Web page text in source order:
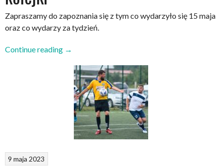
Zapraszamy do zapoznania się z tym co wydarzyło się 15 maja
oraz co wydarzy za tydzień.
Continue reading „Podsumowanie
terminarz
kolejki”
→
9 maja 2023